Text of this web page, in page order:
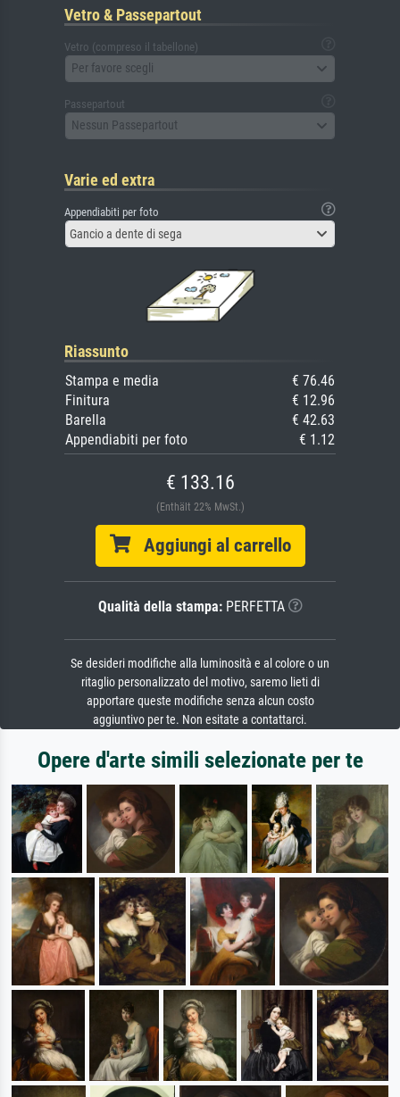
Vetro & Passepartout
Vetro (compreso il tabellone)
Per favore scegli
Passepartout
Nessun Passepartout
Varie ed extra
Appendiabiti per foto
Gancio a dente di sega
Riassunto
Stampa e media
€ 76.46
Finitura
€ 12.96
Barella
€ 42.63
Appendiabiti per foto
€ 1.12
€ 133.16
(Enthält 22% MwSt.)
Aggiungi al carrello
Qualità della stampa:PERFETTA
Se desideri modifiche alla luminosità e al colore o un
ritaglio personalizzato del motivo, saremo lieti di
apportare queste modifiche senza alcun costo
aggiuntivo per te. Non esitate a contattarci.
Opere d'arte simili selezionate per te